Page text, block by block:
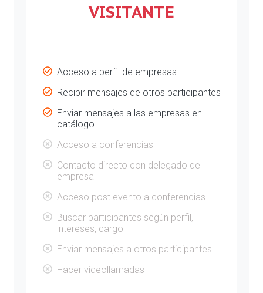
VISITANTE
Acceso a perfil de empresas
Recibir mensajes de otros participantes
Enviar mensajes a las empresas en
catálogo
Acceso a conferencias
Contacto directo con delegado de
empresa
Acceso post evento a conferencias
Buscar participantes según perfil,
intereses, cargo
Enviar mensajes a otros participantes
Hacer videollamadas